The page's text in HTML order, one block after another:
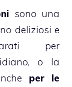
sono una
deliziosi e
per
o la
per le